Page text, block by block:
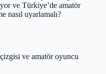
ve Türkiye’de amatör
nasıl uyarlamalı?
ve amatör oyuncu